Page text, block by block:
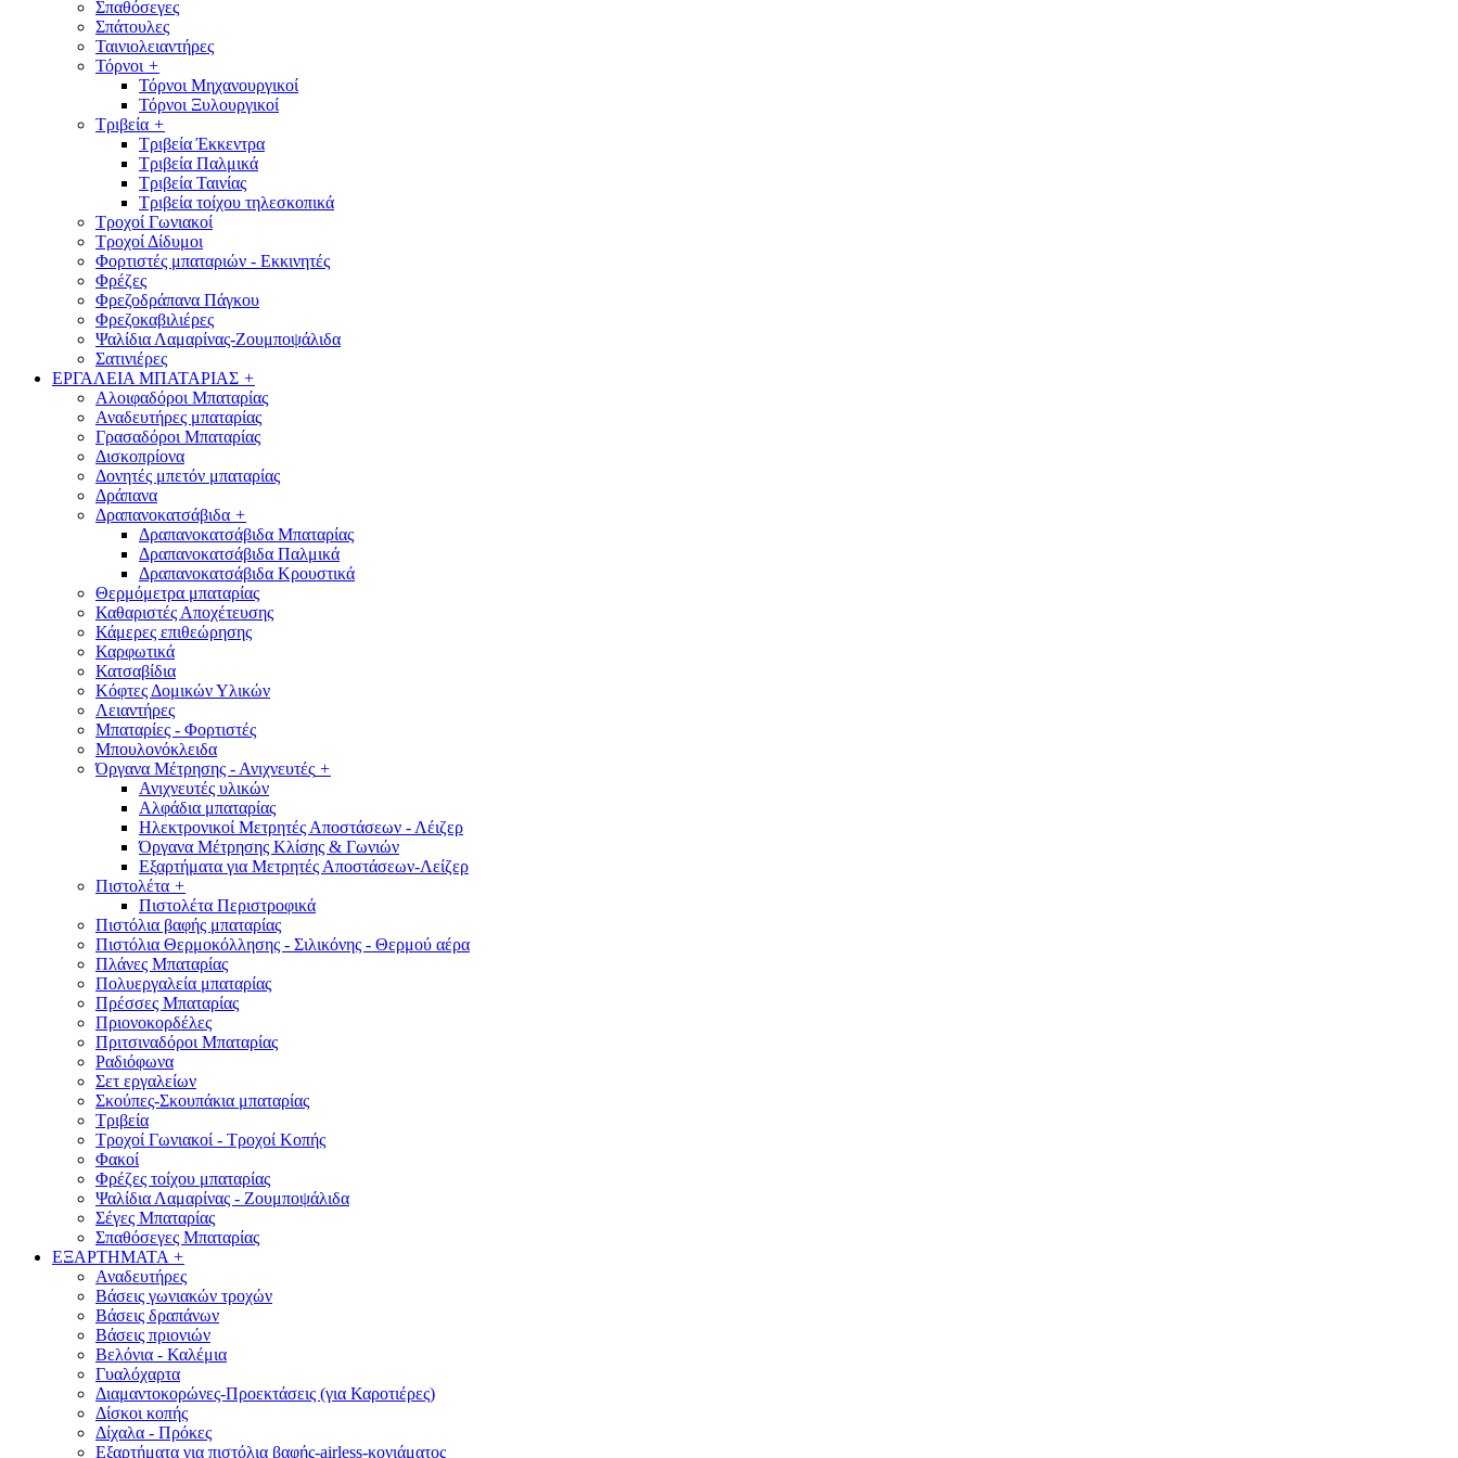
Σπαθόσεγες
Σπάτουλες
Ταινιολειαντήρες
Τόρνοι +
Τόρνοι Μηχανουργικοί
Τόρνοι Ξυλουργικοί
Τριβεία +
Τριβεία Έκκεντρα
Τριβεία Παλμικά
Τριβεία Ταινίας
Τριβεία τοίχου τηλεσκοπικά
Τροχοί Γωνιακοί
Τροχοί Δίδυμοι
Φορτιστές μπαταριών - Εκκινητές
Φρέζες
Φρεζοδράπανα Πάγκου
Φρεζοκαβιλιέρες
Ψαλίδια Λαμαρίνας-Ζουμποψάλιδα
Σατινιέρες
ΕΡΓΑΛΕΙΑ ΜΠΑΤΑΡΙΑΣ +
Αλοιφαδόροι Μπαταρίας
Αναδευτήρες μπαταρίας
Γρασαδόροι Μπαταρίας
Δισκοπρίονα
Δονητές μπετόν μπαταρίας
Δράπανα
Δραπανοκατσάβιδα +
Δραπανοκατσάβιδα Μπαταρίας
Δραπανοκατσάβιδα Παλμικά
Δραπανοκατσάβιδα Κρουστικά
Θερμόμετρα μπαταρίας
Καθαριστές Αποχέτευσης
Κάμερες επιθεώρησης
Καρφωτικά
Κατσαβίδια
Κόφτες Δομικών Υλικών
Λειαντήρες
Μπαταρίες - Φορτιστές
Μπουλονόκλειδα
Όργανα Μέτρησης - Ανιχνευτές +
Ανιχνευτές υλικών
Αλφάδια μπαταρίας
Ηλεκτρονικοί Μετρητές Αποστάσεων - Λέιζερ
Όργανα Μέτρησης Κλίσης & Γωνιών
Εξαρτήματα για Μετρητές Αποστάσεων-Λείζερ
Πιστολέτα +
Πιστολέτα Περιστροφικά
Πιστόλια βαφής μπαταρίας
Πιστόλια Θερμοκόλλησης - Σιλικόνης - Θερμού αέρα
Πλάνες Μπαταρίας
Πολυεργαλεία μπαταρίας
Πρέσσες Μπαταρίας
Πριονοκορδέλες
Πριτσιναδόροι Μπαταρίας
Ραδιόφωνα
Σετ εργαλείων
Σκούπες-Σκουπάκια μπαταρίας
Τριβεία
Τροχοί Γωνιακοί - Τροχοί Κοπής
Φακοί
Φρέζες τοίχου μπαταρίας
Ψαλίδια Λαμαρίνας - Ζουμποψάλιδα
Σέγες Μπαταρίας
Σπαθόσεγες Μπαταρίας
ΕΞΑΡΤΗΜΑΤΑ +
Αναδευτήρες
Βάσεις γωνιακών τροχών
Βάσεις δραπάνων
Βάσεις πριονιών
Βελόνια - Καλέμια
Γυαλόχαρτα
Διαμαντοκορώνες-Προεκτάσεις (για Καροτιέρες)
Δίσκοι κοπής
Δίχαλα - Πρόκες
Εξαρτήματα για πιστόλια βαφής-airless-κονιάματος